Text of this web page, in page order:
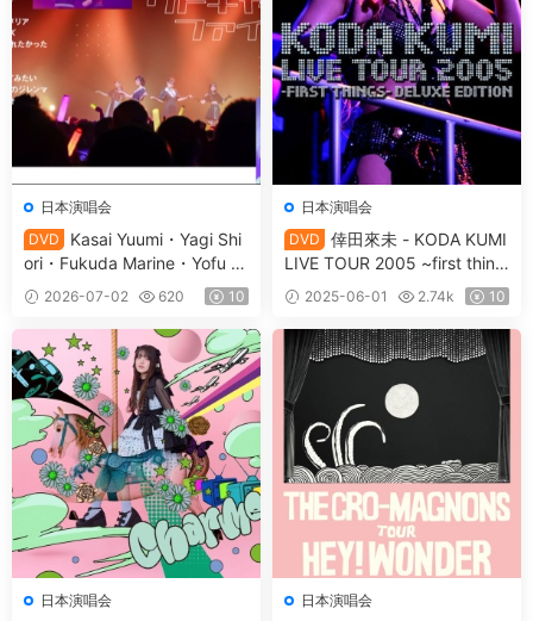
日本演唱会
DVD
Kasai Yuumi・Yagi Shi
ori・Fukuda Marine・Yofu R
uno Tsubaki Factory Kanyuu
3 Shuunen Kinen Live ~Little
Came Fai!~ [2024.08.05] [D
VD ISO 3.64GB]
2026-07-02 620 10
日本演唱会
DVD
倖田來未 - KODA KUMI
LIVE TOUR 2005 ~first thing
s~ [2006.09.13] [2DVD ISO
11.7GB]
2025-06-01 2.74k 10
日本演唱会
日本演唱会